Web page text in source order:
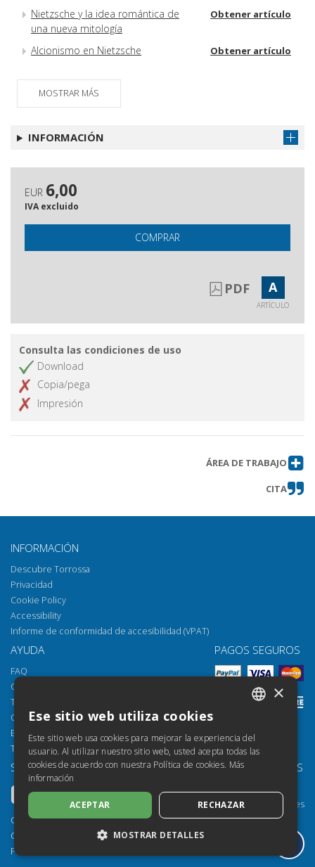
Nietzsche y la idea romántica de
una nueva mitología
Obtener artículo
Alcionismo en Nietzsche Obtener artículo
MOSTRAR MÁS
INFORMACIÓN
EUR 6,00
IVA excluido
COMPRAR
PDF A
ARTÍCULO
Consulta las condiciones de uso
Download
Copia/pega
Impresión
ÁREA DE TRABAJO
CITA
INFORMACIÓN
Descubre Torrossa
Privacidad
Cookie Policy
Accessibility
Informe de conformidad de accesibilidad (VPAT)
AYUDA
FAQ
Cómo abrir los archivos
Torrossa Reader
Opciones de acceso
Email: helpdesk@torrossa.com
Tel:
+39 055 5018800
PAGOS SEGUROS
SÍGUENOS
Copyright 2000-2026
Casalini Libri
P.IVA IT03106600483
NUESTROS RECURSOS
Torrossa para Instituciones
Torrossa Open
Library Services
ENGLISH
GERMAN
×
Ese sitio web utiliza cookies
Este sitio web usa cookies para mejorar la experiencia del
usuario. Al utilizar nuestro sitio web, usted acepta todas las
cookies de acuerdo con nuestra Política de cookies. Más
información
ACEPTAR RECHAZAR
MOSTRAR DETALLES